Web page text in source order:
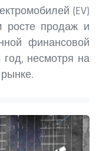
(EV)
росте продаж и
финансовой
год, несмотря на